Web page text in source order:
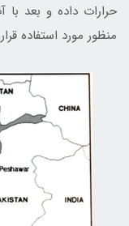
حرارات داده و بعد
منظور مورد استفاده